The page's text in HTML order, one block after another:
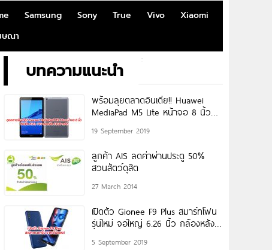
Samsung Sony True Vivo
Xiaomi
ษณา
บทความแนะนำ
พร้อมลุยตลาดอินเดีย!! Huawei
MediaPad M5 Lite หน้าจอ 8 นิ้ว
19 September 2019
ลูกค้า AIS ลดค่าผ่านประตู 50%
สวนสัตว์ดุสิต
27 March 2014
เปิดตัว Gionee F9 Plus สมาร์ทโฟน
รุ่นใหม่ จอใหญ่ 6.26 นิ้ว กล้องหลังคู่
5 September 2019